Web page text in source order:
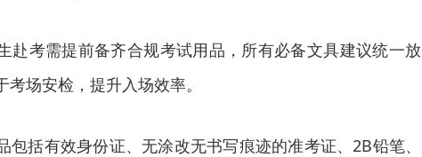
赴考需提前备齐合规考试用品，所有必备文具建议统一放
场安检，提升入场效率。
包括有效身份证、无涂改无书写痕迹的准考证、2B铅笔、